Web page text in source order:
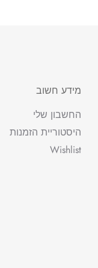
מידע חשוב
החשבון שלי
היסטוריית הזמנות
Wishlist